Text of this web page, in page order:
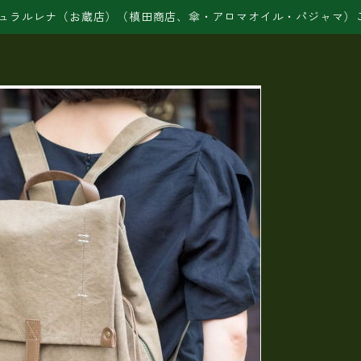
ラルレナ（お蔵店）（槙田商店、傘・アロマオイル・パジャマ）